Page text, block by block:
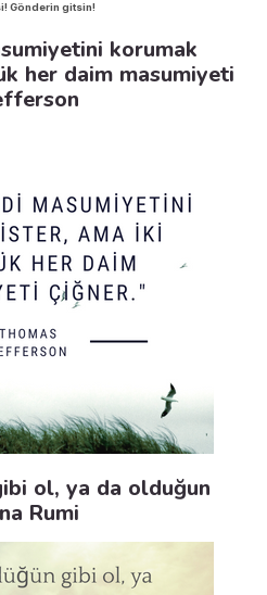
Gönderin gitsin!
korumak
her daim masumiyeti
ol, ya da olduğun
Rumi